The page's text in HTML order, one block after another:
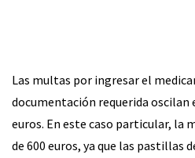
Las multas por ingresar el
documentación requerida oscilan
euros. En este caso particular, la
de 600 euros, ya que las pastillas